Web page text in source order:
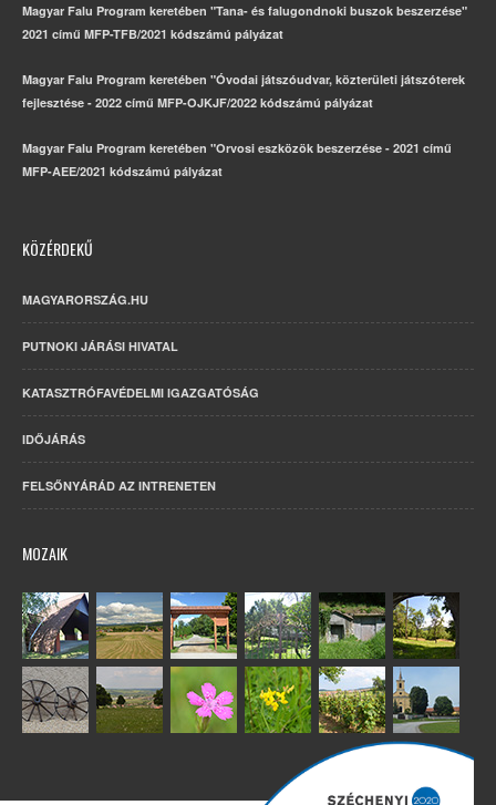
Magyar Falu Program keretében "Tana- és falugondnoki buszok beszerzése"
2021 című MFP-TFB/2021 kódszámú pályázat
Magyar Falu Program keretében "Óvodai játszóudvar, közterületi játszóterek
fejlesztése - 2022 című MFP-OJKJF/2022 kódszámú pályázat
Magyar Falu Program keretében "Orvosi eszközök beszerzése - 2021 című
MFP-AEE/2021 kódszámú pályázat
KÖZÉRDEKŰ
MAGYARORSZÁG.HU
PUTNOKI JÁRÁSI HIVATAL
KATASZTRÓFAVÉDELMI IGAZGATÓSÁG
IDŐJÁRÁS
FELSŐNYÁRÁD AZ INTRENETEN
MOZAIK